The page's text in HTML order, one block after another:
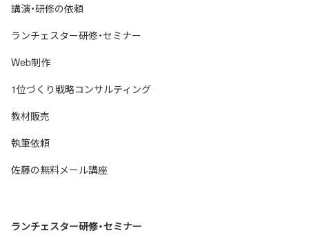
講演・研修の依頼
ランチェスター研修・セミナー
Web制作
1位づくり戦略コンサルティング
教材販売
執筆依頼
佐藤の無料メール講座
ランチェスター研修・セミナー